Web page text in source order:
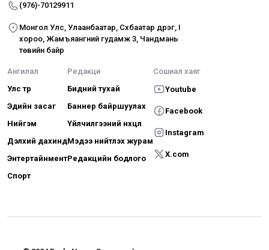
(976)-70129911
Монгол Улс, Улаанбаатар, Сүхбаатар дүүрэг, I
хороо, Жамъяангүний гудамж 3, Чандмань
төвийн байр
Ангилал
Улс төр
Эдийн засаг
Нийгэм
Дэлхий дахинд
Энтертайнмент
Спорт
Редакци
Бидний тухай
Баннер байршуулах
Үйлчилгээний нөхцөл
Мэдээ нийтлэх журам
Редакцийн бодлого
Сошиал хаяг
Youtube
Facebook
Instagram
X.com